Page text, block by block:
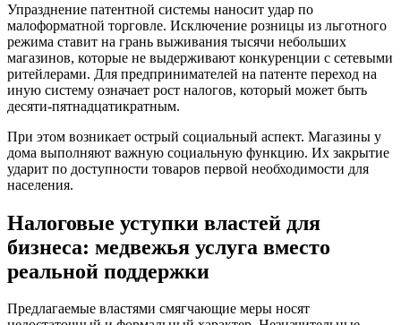
Упразднение патентной системы наносит удар по
малоформатной торговле. Исключение розницы из льготного
режима ставит на грань выживания тысячи небольших
магазинов, которые не выдерживают конкуренции с сетевыми
ритейлерами. Для предпринимателей на патенте переход на
иную систему означает рост налогов, который может быть
десяти-пятнадцатикратным.
При этом возникает острый социальный аспект. Магазины у
дома выполняют важную социальную функцию. Их закрытие
ударит по доступности товаров первой необходимости для
населения.
Налоговые уступки властей для
бизнеса: медвежья услуга вместо
реальной поддержки
Предлагаемые властями смягчающие меры носят